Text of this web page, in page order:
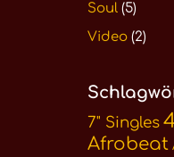
Soul(5)
Video(2)
7" Singles
Afrobeat